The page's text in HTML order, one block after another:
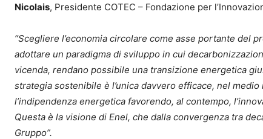
Nicolais, Presidente COTEC – Fondazione per
“Scegliere l’economia circolare come asse portante del
adottare un paradigma di sviluppo in cui
vicenda, rendano possibile una transizione energetica
strategia sostenibile è l’unica davvero efficace, nel
l’indipendenza energetica favorendo, al contempo,
Questa è la visione di Enel, che dalla convergenza tra
Gruppo”.